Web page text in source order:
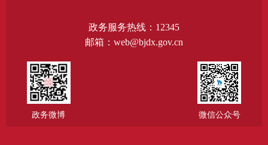
政务服务热线：12345
邮箱：web@bjdx.gov.cn
政务微博 微信公众号